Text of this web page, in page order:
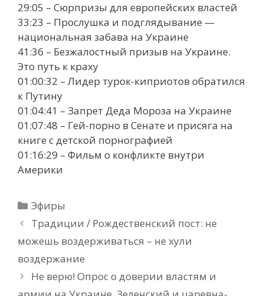
29:05 – Сюрпризы для европейских властей
33:23 – Прослушка и подглядывание —
национальная забава на Украине
41:36 – Безжалостный призыв на Украине.
Это путь к краху
01:00:32 – Лидер турок-киприотов обратился
к Путину
01:04:41 – Запрет Деда Мороза на Украине
01:07:48 – Гей-порно в Сенате и присяга на
книге с детской порнографией
01:16:29 – Фильм о конфликте внутри
Америки
Рубрики
Эфиры
Традиции / Рождественский пост: не
можешь воздерживаться – не хули
воздержание
Не верю! Опрос о доверии властям и